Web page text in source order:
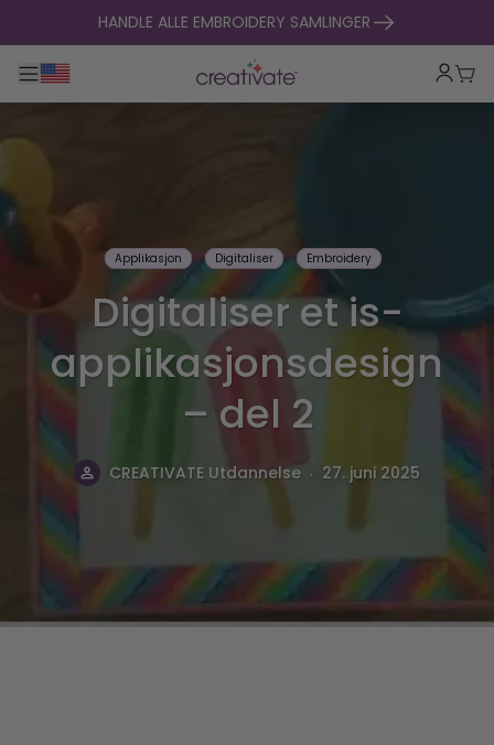
hopp til innholdHANDLE ALLE EMBROIDERY SAMLINGER
Veksle hovednavigasjon
Applikasjon Digitaliser Embroidery
Digitaliser et is-
applikasjonsdesign
– del 2
CREATIVATE Utdannelse . 27. juni 2025